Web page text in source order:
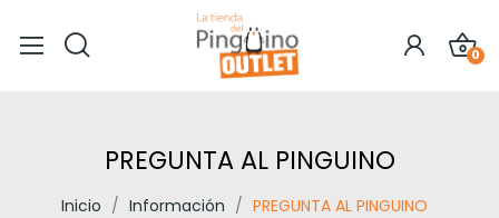
0
PREGUNTA AL PINGUINO
Inicio Información PREGUNTA AL PINGUINO